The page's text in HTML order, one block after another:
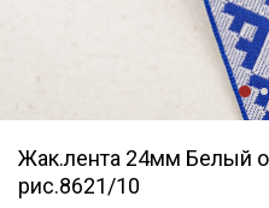
Жак.лента 24мм Белый
рис.8621/10